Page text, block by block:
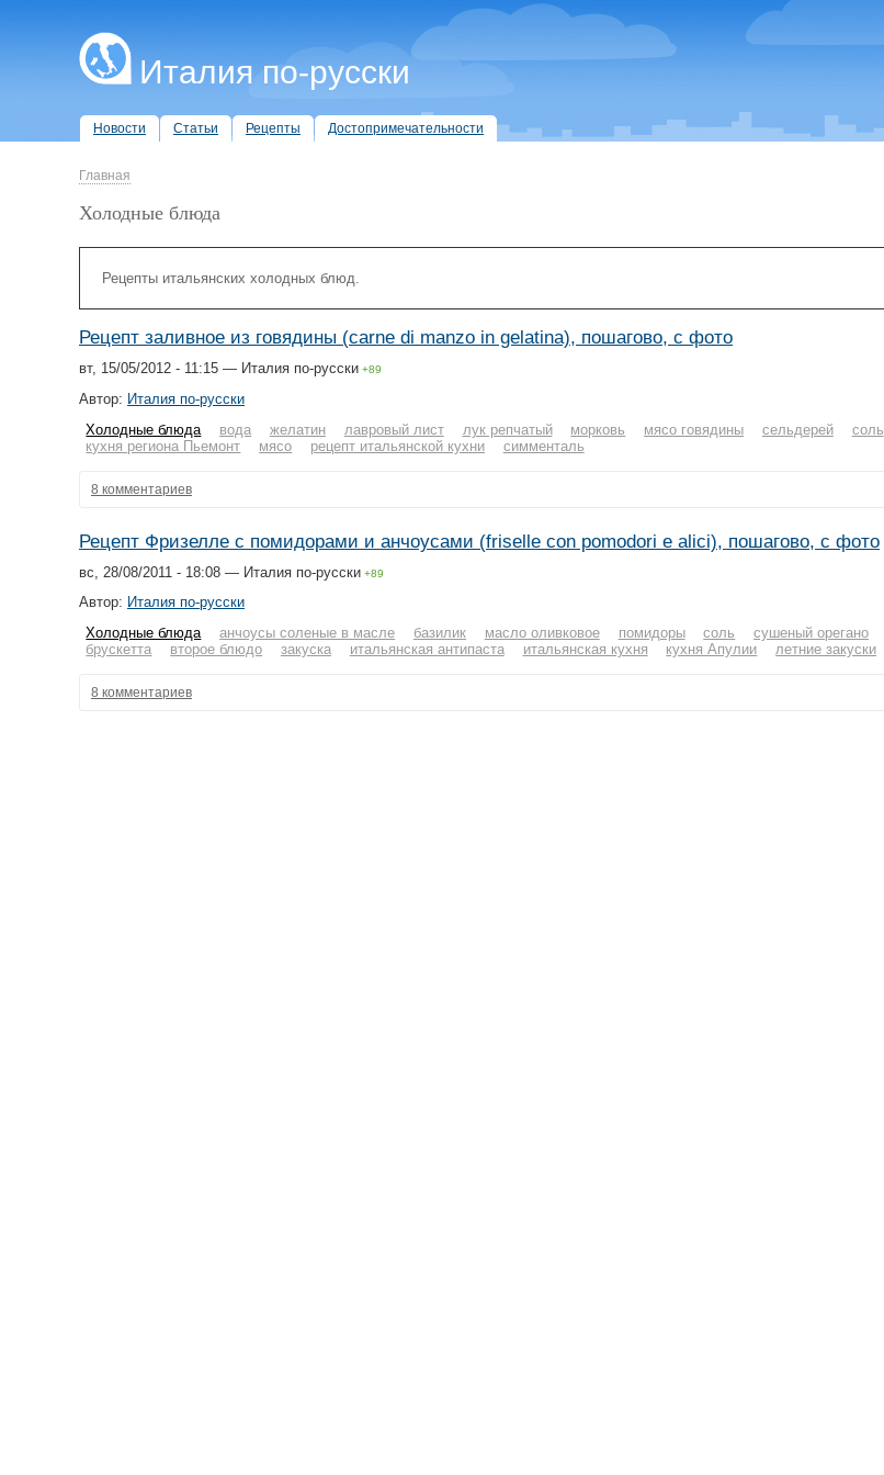
Италия по-русски
Новости Статьи Рецепты Достопримечательности
Главная
Холодные блюда
Рецепты итальянских холодных блюд.
Рецепт заливное из говядины (carne di manzo in gelatina), пошагово, с фото
вт, 15/05/2012 - 11:15 — Италия по-русски +89
Автор: Италия по-русски
Холодные блюда
вода желатин лавровый лист лук репчатый морковь мясо говядины сельдерей соль
кухня региона Пьемонт
мясо рецепт итальянской кухни симменталь
8 комментариев
Рецепт Фризелле с помидорами и анчоусами (friselle con pomodori e alici), пошагово, с фото
вс, 28/08/2011 - 18:08 — Италия по-русски +89
Автор: Италия по-русски
Холодные блюда
анчоусы соленые в масле базилик масло оливковое помидоры соль сушеный орегано
брускетта
второе блюдо закуска итальянская антипаста итальянская кухня кухня Апулии летние закуски
8 комментариев